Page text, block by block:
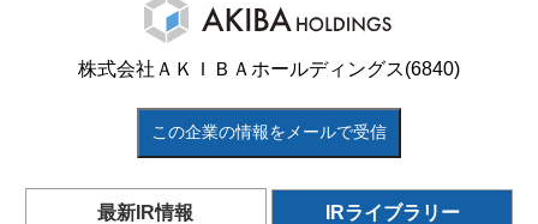
株式会社ＡＫＩＢＡホールディングス(6840)
この企業の情報をメールで受信
最新IR情報 IRライブラリー